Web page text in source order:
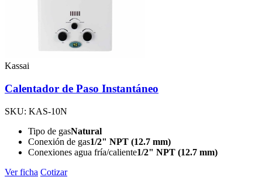
Kassai
Calentador de Paso Instantáneo
SKU: KAS-10N
Tipo de gasNatural
Conexión de gas1/2" NPT (12.7 mm)
Conexiones agua fría/caliente1/2" NPT (12.7 mm)
Ver ficha Cotizar